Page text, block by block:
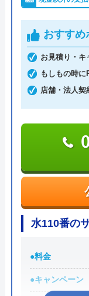
スムーズ
イレの交
かりまし
とができます。
水の救急士
代表者
創業・設立
所在地
おすすめ
お見積り・キ
もしもの時
店舗・法人契
水110番の
●料金
●キャンペーン